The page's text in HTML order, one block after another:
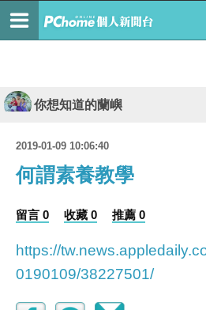
你想知道的蘭嶼
2019-01-09 10:06:40
何謂素養教學
留言 0 收藏 0 推薦 0
https://
0190109/38227501/